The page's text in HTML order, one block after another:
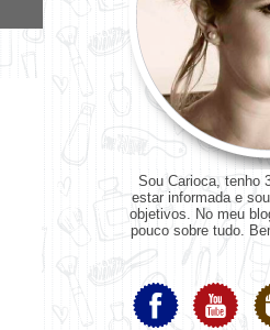
Sou Carioca, tenho
estar informada e
objetivos. No meu
pouco sobre tudo.